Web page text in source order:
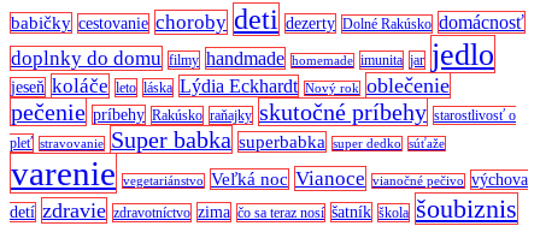
babičky cestovanie choroby deti dezerty Dolné Rakúsko domácnosť
doplnky do domu filmy handmade homemade imunita jar jedlo
jeseň koláče leto láska Lýdia Eckhardt Nový rok oblečenie
pečenie príbehy Rakúsko raňajky skutočné príbehy starostlivosť o
pleť stravovanie Super babka superbabka super dedko súťaže
varenie vegetariánstvo Veľká noc Vianoce vianočné pečivo
výchova
detí zdravie zdravotníctvo zima čo sa teraz nosí šatník škola šoubiznis